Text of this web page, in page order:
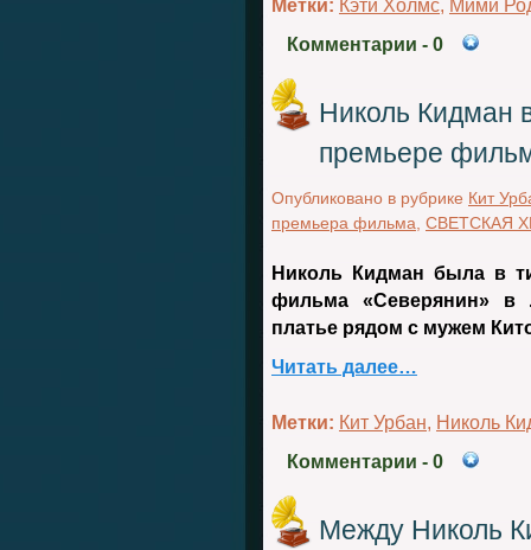
Метки: Кэти Холмс, Мими
Комментарии - 0
Николь Кидман
премьере
Опубликовано в рубрике Кит
премьера фильма СВЕТСКАЯ
Николь Кидман была в
фильма «Северянин» в
платье рядом с мужем
Читать далее…
Метки: Кит Урбан, Николь
Комментарии - 0
Между Николь